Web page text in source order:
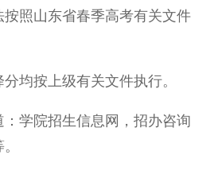
照山东省春季高考有关文件
均按上级有关文件执行。
学院招生信息网，招办咨询